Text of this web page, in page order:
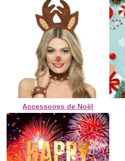
Accessoires de Noël